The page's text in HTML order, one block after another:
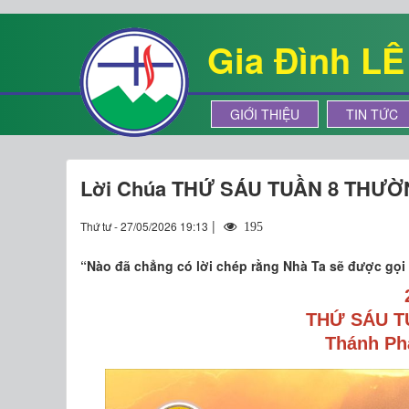
Gia Đình LÊ
GIỚI THIỆU TIN TỨC
Lời Chúa THỨ SÁU TUẦN 8
Thứ tư - 27/05/2026 19:13 | 195
“Nào đã chẳng có lời chép rằng Nhà Ta sẽ được
THỨ SÁU
Thánh